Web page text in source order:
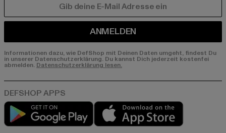
ANMELDEN
Informationen dazu, wie DefShop mit Deinen Daten umgeht, findest Du
in unserer Datenschutzerklärung. Du kannst Dich jederzeit kostenfei
abmelden. Datenschutzerklärung lesen.
Play market